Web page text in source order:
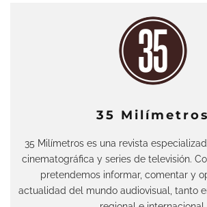
35 Milímetros
35 Milímetros es una revista
cinematográfica y series de televisión.
pretendemos informar, comentar y
actualidad del mundo audiovisual, tanto